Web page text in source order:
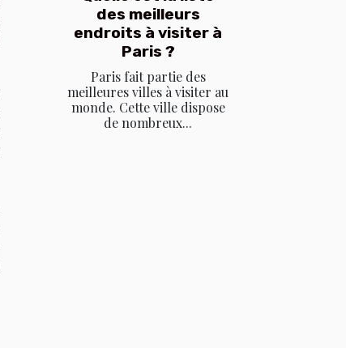
des meilleurs
endroits à visiter à
Paris ?
Paris fait partie des
meilleures villes à visiter au
monde. Cette ville dispose
de nombreux...